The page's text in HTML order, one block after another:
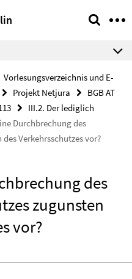
Vorlesungsverzeichnis und E-
Projekt Netjura
BGB AT
III.2. Der lediglich
Durchbrechung des
Verkehrsschutzes vor?
des
zugunsten
vor?